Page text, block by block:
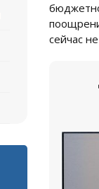
сейчас